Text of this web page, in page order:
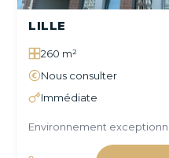
LILLE
260 m²
Nous consulter
Immédiate
Environnement